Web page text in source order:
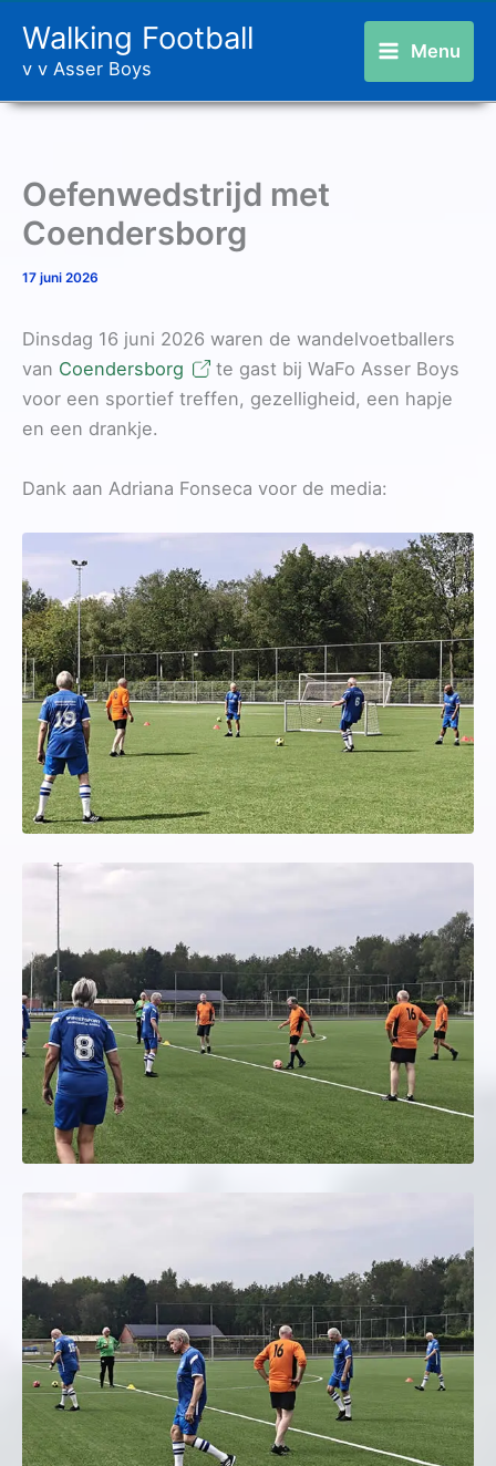
naar
inhoud
Walking Football
v v Asser Boys
Menu
Oefenwedstrijd met
Coendersborg
17 juni 2026
Dinsdag 16 juni 2026 waren de wandelvoetballers
van Coendersborg
te gast bij WaFo Asser Boys
voor een sportief treffen, gezelligheid, een hapje
en een drankje.
Dank aan Adriana Fonseca voor de media: